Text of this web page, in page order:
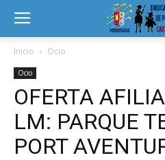
Inicio Ocio
Ocio
OFERTA
LM: PARQUE
PORT